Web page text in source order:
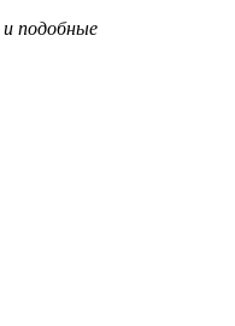
и подобные